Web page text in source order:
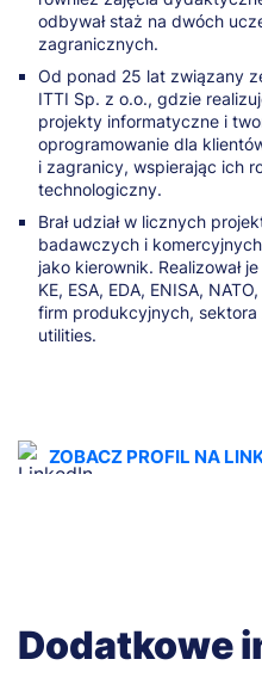
odbywał staż na dwóch
zagranicznych.
Od ponad 25 lat związany
ITTI Sp. z o.o., gdzie
projekty informatyczne i
oprogramowanie dla
i zagranicy, wspierając ich
technologiczny.
Brał udział w licznych
badawczych i
jako kierownik. Realizował
KE, ESA, EDA, ENISA,
firm produkcyjnych, sektora
utilities.
ZOBACZ PROFIL NA
Dodatkowe